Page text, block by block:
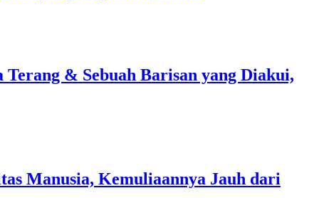
& Sebuah Barisan yang Diakui,
Manusia, Kemuliaannya Jauh dari